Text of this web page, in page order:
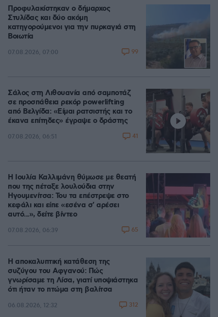
Προφυλακίστηκαν ο δήμαρχος
Στυλίδας και δύο ακόμη
κατηγορούμενοι για την πυρκαγιά στη
Βοιωτία
07.08.2026, 07:00 99
Σάλος στη Λιθουανία από σαμποτάζ
σε προσπάθεια ρεκόρ powerlifting
από Βελγίδα: «Είμαι ρατσιστής και το
έκανα επίτηδες» έγραψε ο δράστης
07.08.2026, 06:51 41
Η Ιουλία Καλλιμάνη θύμωσε με θεατή
που της πέταξε λουλούδια στην
Ηγουμενίτσα: Του τα επέστρεψε στο
κεφάλι και είπε «εσένα σ' αρέσει
αυτό...», δείτε βίντεο
07.08.2026, 06:39 65
Η αποκαλυπτική κατάθεση της
συζύγου του Αφγανού: Πώς
γνωρίσαμε τη Λίσα, γιατί υποψιάστηκα
ότι ήταν το πτώμα στη βαλίτσα
06.08.2026, 12:32 312